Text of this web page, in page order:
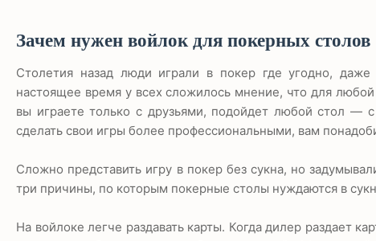
Зачем нужен войлок для покерных столов
Столетия назад люди играли в покер где угодно,
настоящее время у всех сложилось мнение, что для
вы играете только с друзьями, подойдет любой стол —
сделать свои игры более профессиональными, вам
Сложно представить игру в покер без сукна, но
три причины, по которым покерные столы нуждаются в
На войлоке легче раздавать карты. Когда дилер раздает